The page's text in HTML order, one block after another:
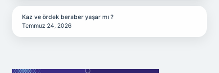
Kaz ve ördek beraber yaşar mı ?
Temmuz 24, 2026